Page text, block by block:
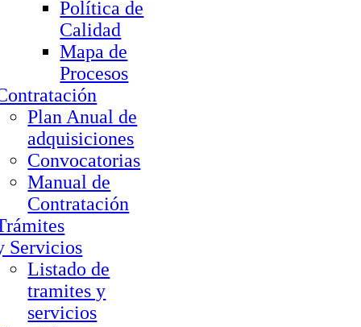
Política de
Calidad
Mapa de
Procesos
Plan Anual de
adquisiciones
Convocatorias
Manual de
Contratación
Servicios
Listado de
tramites y
servicios